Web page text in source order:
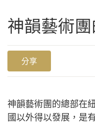
神韻藝術
分享
神韻藝術團的總部在
國以外得以發展，是